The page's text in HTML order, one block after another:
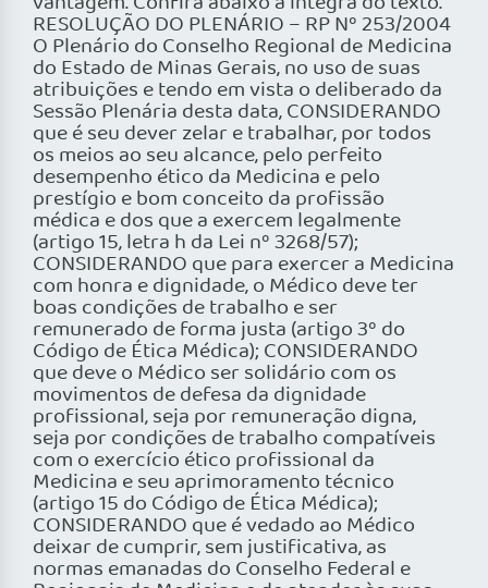
RESOLUÇÃO DO PLENÁRIO – RP Nº 253/2004
O Plenário do Conselho Regional de Medicina
do Estado de Minas Gerais, no uso de suas
atribuições e tendo em vista o deliberado da
Sessão Plenária desta data, CONSIDERANDO
que é seu dever zelar e trabalhar, por todos
os meios ao seu alcance, pelo perfeito
desempenho ético da Medicina e pelo
prestígio e bom conceito da profissão
médica e dos que a exercem legalmente
(artigo 15, letra h da Lei nº 3268/57);
CONSIDERANDO que para exercer a Medicina
com honra e dignidade, o Médico deve ter
boas condições de trabalho e ser
remunerado de forma justa (artigo 3º do
Código de Ética Médica); CONSIDERANDO
que deve o Médico ser solidário com os
movimentos de defesa da dignidade
profissional, seja por remuneração digna,
seja por condições de trabalho compatíveis
com o exercício ético profissional da
Medicina e seu aprimoramento técnico
(artigo 15 do Código de Ética Médica);
CONSIDERANDO que é vedado ao Médico
deixar de cumprir, sem justificativa, as
normas emanadas do Conselho Federal e